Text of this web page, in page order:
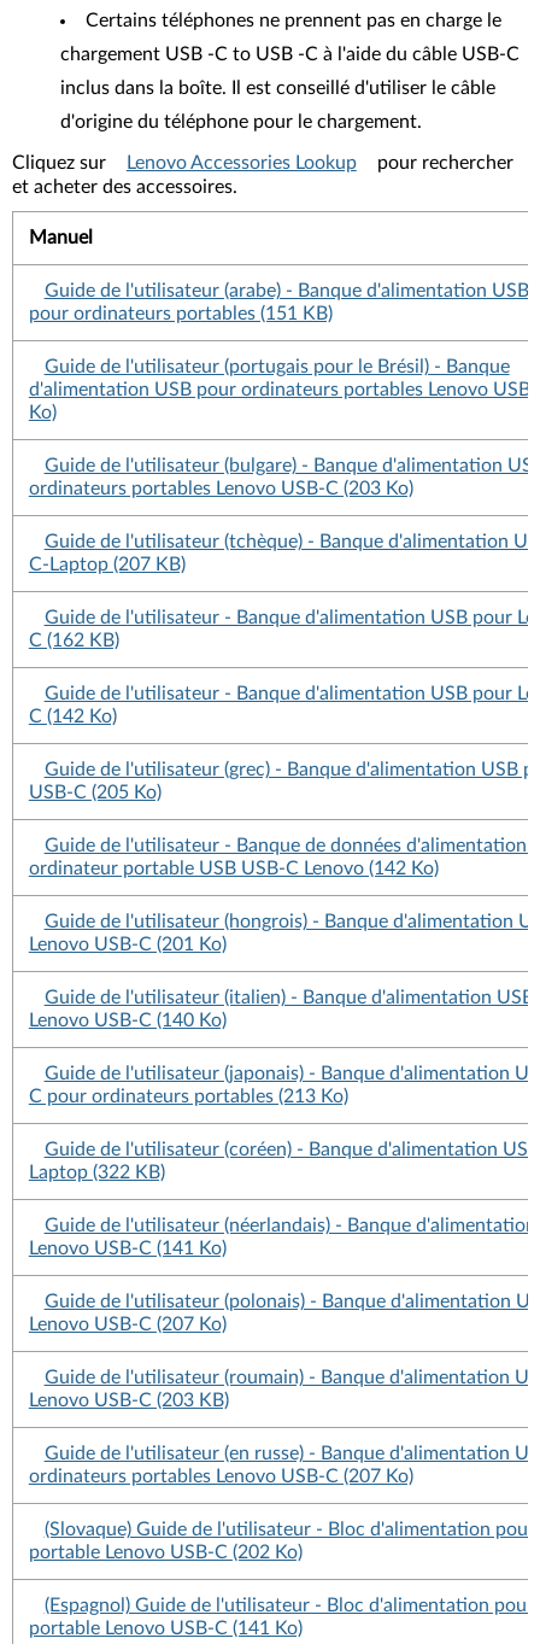
Certains téléphones ne prennent pas en charge le
chargement USB -C to USB -C à l'aide du câble USB-C
inclus dans la boîte. Il est conseillé d'utiliser le câble
d'origine du téléphone pour le chargement.
Cliquez sur Lenovo Accessories Lookup
pour rechercher
et acheter des accessoires.
Manuel
Guide de l'utilisateur (arabe) - Banque d'alimentation USB
pour ordinateurs portables (151 KB)
Guide de l'utilisateur (portugais pour le Brésil) - Banque
d'alimentation USB pour ordinateurs portables Lenovo USB-
Ko)
Guide de l'utilisateur (bulgare) - Banque d'alimentation
ordinateurs portables Lenovo USB-C (203 Ko)
Guide de l'utilisateur (tchèque) - Banque d'alimentation
C-Laptop (207 KB)
Guide de l'utilisateur - Banque d'alimentation USB pour
C (162 KB)
Guide de l'utilisateur - Banque d'alimentation USB pour
C (142 Ko)
Guide de l'utilisateur (grec) - Banque d'alimentation USB
USB-C (205 Ko)
Guide de l'utilisateur - Banque de données d'alimentation
ordinateur portable USB USB-C Lenovo (142 Ko)
Guide de l'utilisateur (hongrois) - Banque d'alimentation
Lenovo USB-C (201 Ko)
Guide de l'utilisateur (italien) - Banque d'alimentation USB
Lenovo USB-C (140 Ko)
Guide de l'utilisateur (japonais) - Banque d'alimentation
C pour ordinateurs portables (213 Ko)
Guide de l'utilisateur (coréen) - Banque d'alimentation
Laptop (322 KB)
Guide de l'utilisateur (néerlandais) - Banque
Lenovo USB-C (141 Ko)
Guide de l'utilisateur (polonais) - Banque d'alimentation
Lenovo USB-C (207 Ko)
Guide de l'utilisateur (roumain) - Banque d'alimentation
Lenovo USB-C (203 KB)
Guide de l'utilisateur (en russe) - Banque d'alimentation
ordinateurs portables Lenovo USB-C (207 Ko)
(Slovaque) Guide de l'utilisateur - Bloc d'alimentation
portable Lenovo USB-C (202 Ko)
(Espagnol) Guide de l'utilisateur - Bloc d'alimentation
portable Lenovo USB-C (141 Ko)